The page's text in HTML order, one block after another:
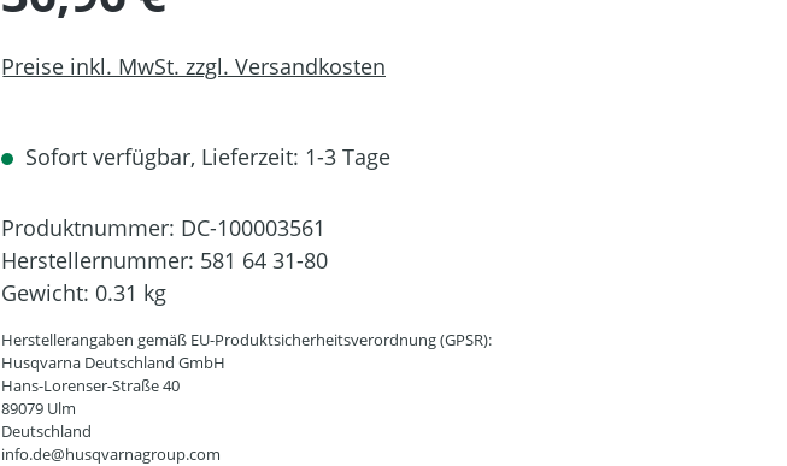
Preise inkl. MwSt. zzgl. Versandkosten
Sofort verfügbar, Lieferzeit: 1-3 Tage
Produktnummer: DC-100003561
Herstellernummer: 581 64 31-80
Gewicht: 0.31 kg
Herstellerangaben gemäß EU-Produktsicherheitsverordnung (GPSR):
Husqvarna Deutschland GmbH
Hans-Lorenser-Straße 40
89079 Ulm
Deutschland
info.de@husqvarnagroup.com